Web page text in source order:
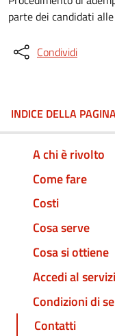
parte dei candidati
Condividi
INDICE DELLA
A chi è rivolto
Come fare
Costi
Cosa serve
Cosa si ottiene
Accedi al
Condizioni di
Contatti